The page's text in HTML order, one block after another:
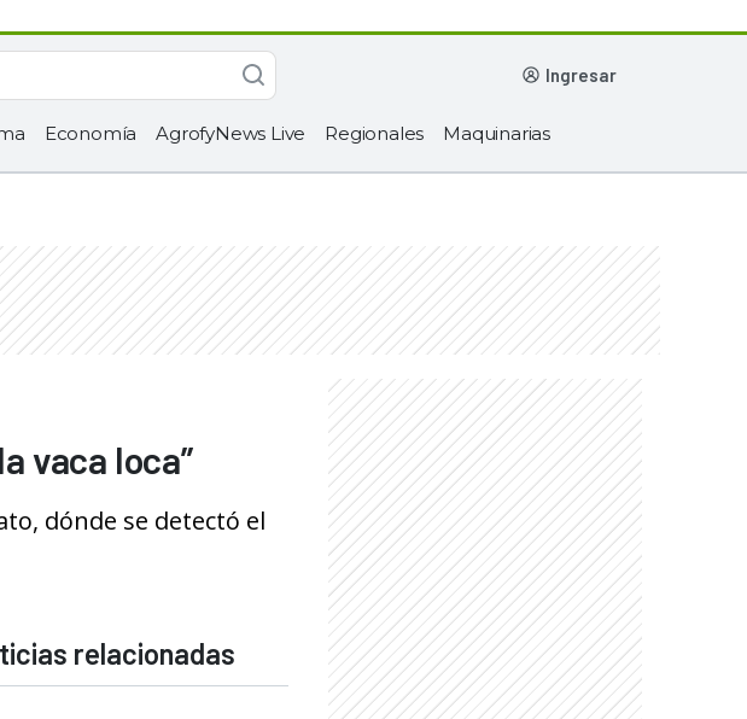
ingresar
Economía AgrofyNews Live Regionales Maquinarias
vaca loca”
dónde se detectó el
relacionadas